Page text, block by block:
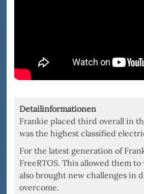
Detailinformationen
Frankie placed third overall in
was the highest classified
For the latest generation of
FreeRTOS. This allowed them
also brought new challenges in
overcome.